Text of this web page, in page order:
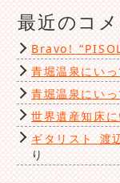
最近のコメ
Bravo!
青堀温泉にい
青堀温泉にい
世界遺産知床
ギタリスト 渡
り